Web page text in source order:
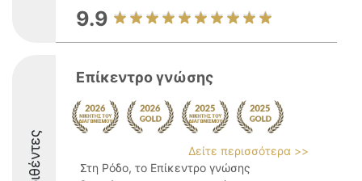
9.9
Επίκεντρο γνώσης
Δείτε περισσότερα >>
Στη Ρόδο, το Επίκεντρο γνώσης